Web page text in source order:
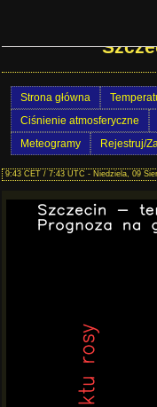
Prognoza
Strona główna
Ciśnienie atmosferyczne
Meteogramy
Rejestruj/
9:43 CET / 7:43 UTC - Niedziela, 09